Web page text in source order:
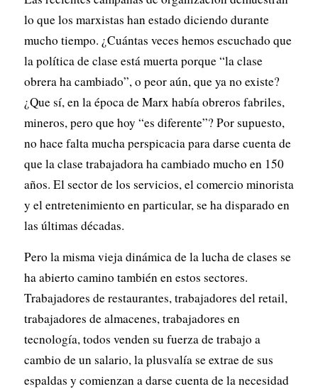
lo que los marxistas han estado diciendo durante
mucho tiempo. ¿Cuántas veces hemos escuchado que
la política de clase está muerta porque “la clase
obrera ha cambiado”, o peor aún, que ya no existe?
¿Que sí, en la época de Marx había obreros fabriles,
mineros, pero que hoy “es diferente”? Por supuesto,
no hace falta mucha perspicacia para darse cuenta de
que la clase trabajadora ha cambiado mucho en 150
años. El sector de los servicios, el comercio minorista
y el entretenimiento en particular, se ha disparado en
las últimas décadas.
Pero la misma vieja dinámica de la lucha de clases se
ha abierto camino también en estos sectores.
Trabajadores de restaurantes, trabajadores del retail,
trabajadores de almacenes, trabajadores en
tecnología, todos venden su fuerza de trabajo a
cambio de un salario, la plusvalía se extrae de sus
espaldas y comienzan a darse cuenta de la necesidad